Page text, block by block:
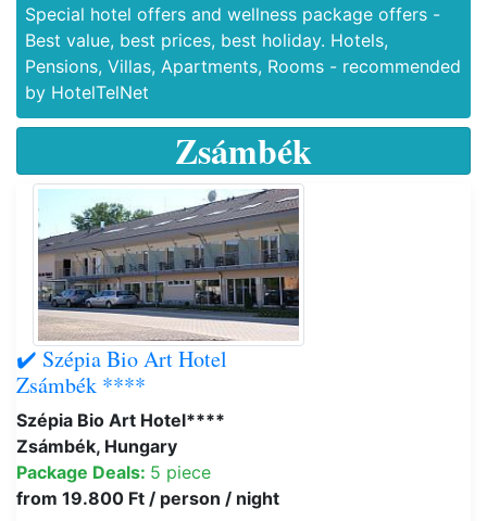
Special hotel offers and wellness package offers -
Best value, best prices, best holiday. Hotels,
Pensions, Villas, Apartments, Rooms - recommended
by HotelTelNet
Zsámbék
✔️ Szépia Bio Art Hotel
Zsámbék ****
Szépia Bio Art Hotel****
Zsámbék, Hungary
Package Deals: 5 piece
from 19.800 Ft / person / night